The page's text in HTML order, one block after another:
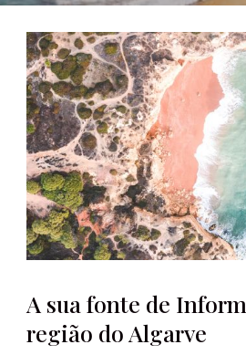
A sua fonte de
região do Algarve